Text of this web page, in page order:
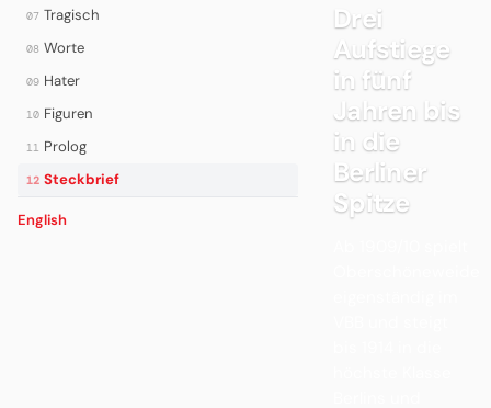
07 Tragisch
08 Worte
09 Hater
10 Figuren
11 Prolog
12 Steckbrief
English
Drei
Aufstiege
in fünf
Jahren bis
in die
Berliner
Spitze